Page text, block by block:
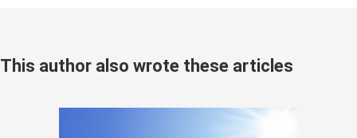
This author also wrote these articles